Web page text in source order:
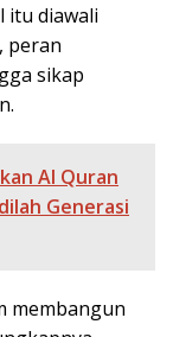
itu diawali
peran
sikap
Al Quran
Generasi
membangun